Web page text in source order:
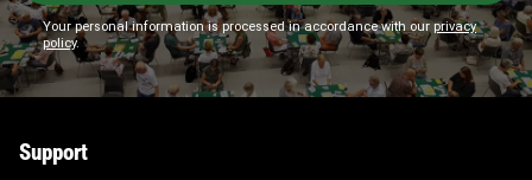
Your personal information is processed in accordance with our privacy
policy.
Support